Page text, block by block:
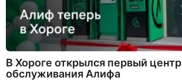
В Хороге открылся первый центр
обслуживания Алифа